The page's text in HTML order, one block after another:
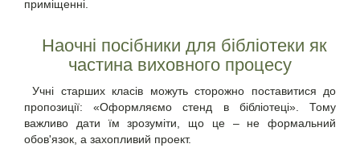
приміщенні.
Наочні посібники для бібліотеки як
частина виховного процесу
Учні старших класів можуть сторожно поставитися до
пропозиції: «Оформляємо стенд в бібліотеці». Тому
важливо дати їм зрозуміти, що це – не формальний
обов'язок, а захопливий проект.